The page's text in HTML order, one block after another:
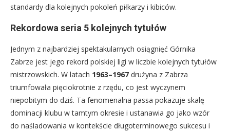
standardy dla kolejnych pokoleń piłkarzy i kibiców.
Rekordowa seria 5 kolejnych tytułów
Jednym z najbardziej spektakularnych osiągnięć Górnika
Zabrze jest jego rekord polskiej ligi w liczbie kolejnych tytułów
mistrzowskich. W latach 1963–1967 drużyna z Zabrza
triumfowała pięciokrotnie z rzędu, co jest wyczynem
niepobitym do dziś. Ta fenomenalna passa pokazuje skalę
dominacji klubu w tamtym okresie i ustanawia go jako wzór
do naśladowania w kontekście długoterminowego sukcesu i